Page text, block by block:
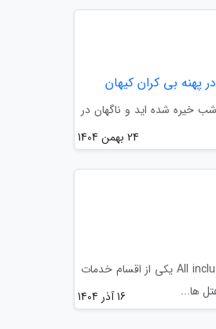
پهنه بی کران کیهان
خیره شده اید و ناگهان در
24 بهمن 1404
در ابتدا باید گفت که یوآل یا ultra all inclusive و آل یا همان All inclusive یکی از اقسام خدمات
ها...
16 آذر 1404